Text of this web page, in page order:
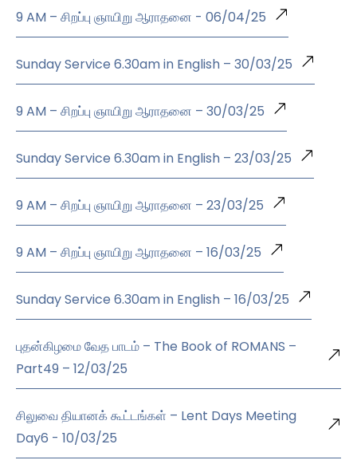
9 AM – சிறப்பு ஞாயிறு ஆராதனை - 06/04/25
Sunday Service 6.30am in English – 30/03/25
9 AM – சிறப்பு ஞாயிறு ஆராதனை – 30/03/25
Sunday Service 6.30am in English – 23/03/25
9 AM – சிறப்பு ஞாயிறு ஆராதனை – 23/03/25
9 AM – சிறப்பு ஞாயிறு ஆராதனை – 16/03/25
Sunday Service 6.30am in English – 16/03/25
புதன்கிழமை வேத பாடம் – The Book of ROMANS –
Part49 – 12/03/25
சிலுவை தியானக் கூட்டங்கள் – Lent Days Meeting
Day6 - 10/03/25